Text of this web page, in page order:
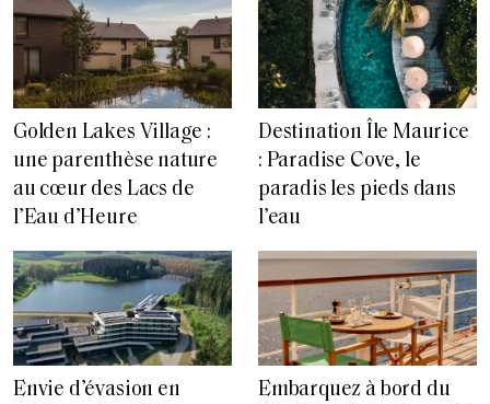
Golden Lakes Village :
une parenthèse nature
au cœur des Lacs de
l’Eau d’Heure
Destination Île Maurice
: Paradise Cove, le
paradis les pieds dans
l’eau
Envie d’évasion en
Embarquez à bord du